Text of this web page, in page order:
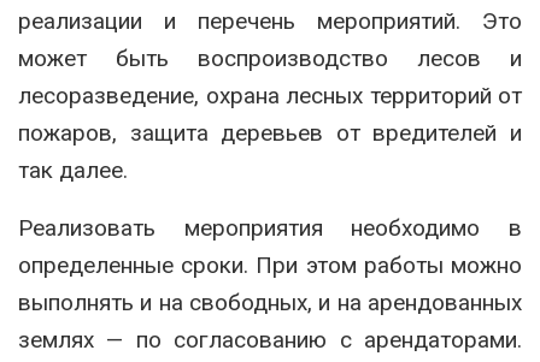
реализации и перечень мероприятий. Это
может быть воспроизводство лесов и
лесоразведение, охрана лесных территорий от
пожаров, защита деревьев от вредителей и
так далее.
Реализовать мероприятия необходимо в
определенные сроки. При этом работы можно
выполнять и на свободных, и на арендованных
землях — по согласованию с арендаторами.